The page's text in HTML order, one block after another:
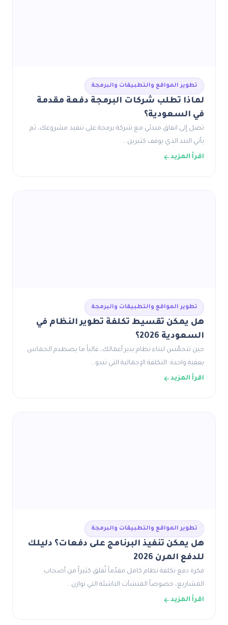
تطوير المواقع والتطبيقات والبرمجة
لماذا تطلب شركات البرمجة دفعة مقدمة
في السعودية؟
تصل إلى اتفاق مبدئي مع شركة برمجة على تنفيذ مشروعك، ثم
يأتي البند الذي يوقف كثيرين…
اقرأ المزيد
تطوير المواقع والتطبيقات والبرمجة
هل يمكن تقسيط تكلفة تطوير النظام في
السعودية 2026؟
حين تتحمّس لبناء نظام يدير أعمالك، غالباً ما يصطدم الحماس
بعقبة واحدة: التكلفة الإجمالية التي تبدو…
اقرأ المزيد
تطوير المواقع والتطبيقات والبرمجة
هل يمكن تنفيذ البرنامج على دفعات؟ دليلك
للدفع المرن 2026
فكرة دفع تكلفة نظام كامل مقدّماً تُقلق كثيراً من أصحاب
المشاريع، خصوصاً المنشآت الناشئة التي توازن…
اقرأ المزيد